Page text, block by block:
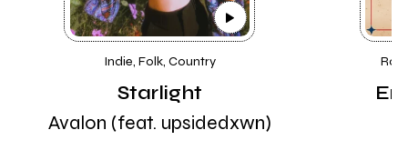
Indie, Folk, Country
Starlight
Avalon (feat. upsidedxwn)